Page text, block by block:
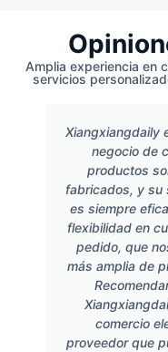
Amplia experiencia en
servicios
Xiangxiangdaily
negocio de
productos
fabricados, y su
es siempre
flexibilidad en
pedido, que
más amplia de
comercio
proveedor que